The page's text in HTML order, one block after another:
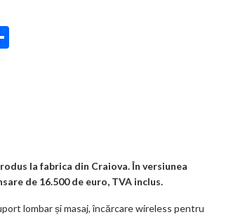
la fabrica din Craiova. În versiunea
de 16.500 de euro, TVA inclus.
lombar și masaj, încărcare wireless pentru